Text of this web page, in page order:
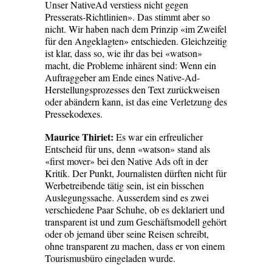
Unser NativeAd verstiess nicht gegen
Presserats-Richtlinien». Das stimmt aber so
nicht. Wir haben nach dem Prinzip «im Zweifel
für den Angeklagten» entschieden. Gleichzeitig
ist klar, dass so, wie ihr das bei «watson»
macht, die Probleme inhärent sind: Wenn ein
Auftraggeber am Ende eines Native-Ad-
Herstellungsprozesses den Text zurückweisen
oder abändern kann, ist das eine Verletzung des
­Pressekodexes.
Maurice Thiriet: Es war ein erfreulicher
Entscheid für uns, denn «watson» stand als
«first mover» bei den Native Ads oft in der
Kritik. Der Punkt, Journalisten dürften nicht für
Werbetreibende tätig sein, ist ein bisschen
Auslegungssache. Ausserdem sind es zwei
verschiedene Paar Schuhe, ob es deklariert und
transparent ist und zum Geschäftsmodell gehört
oder ob jemand über seine Reisen schreibt,
ohne transparent zu machen, dass er von einem
Tourismusbüro eingeladen wurde.